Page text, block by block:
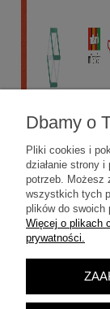
Dbamy o
Pliki cookies i
działanie strony
potrzeb. Możesz
wszystkich tych
plików do swoich
Więcej o plikach
prywatności.